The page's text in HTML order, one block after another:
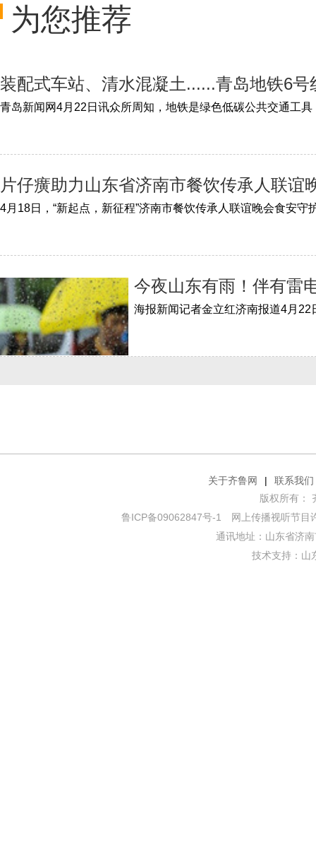
为您推荐
装配式车站、清水混凝土......青岛地铁6号
片仔癀助力山东省济南市餐饮传承人联谊
今夜山东有雨！伴有雷
关于齐鲁网 |
联系我们
版权所有：
鲁ICP备09062847号-1
网上传播视听节目
通讯地址：山东省济
技术支持： 山